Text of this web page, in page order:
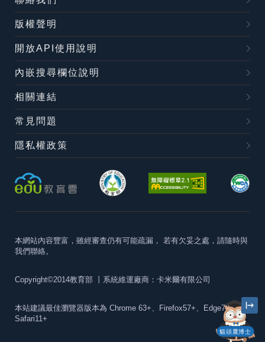
貓頭鷹博士
版權聲明
開放API使用說明
內嵌搜尋欄位說明
相關連結
常見問題
隱私權政策
本網站內容豐富，雖經審查仍有可能疏漏， 若有欠妥之處，請隨時與
我們聯絡。
Copyright©2014教育部 丨系統維運廠商：卡米爾有限公司
本站建議最佳瀏覽器版本為 Chrome 63+、Firefox57+、Edge79+及
Safari11+